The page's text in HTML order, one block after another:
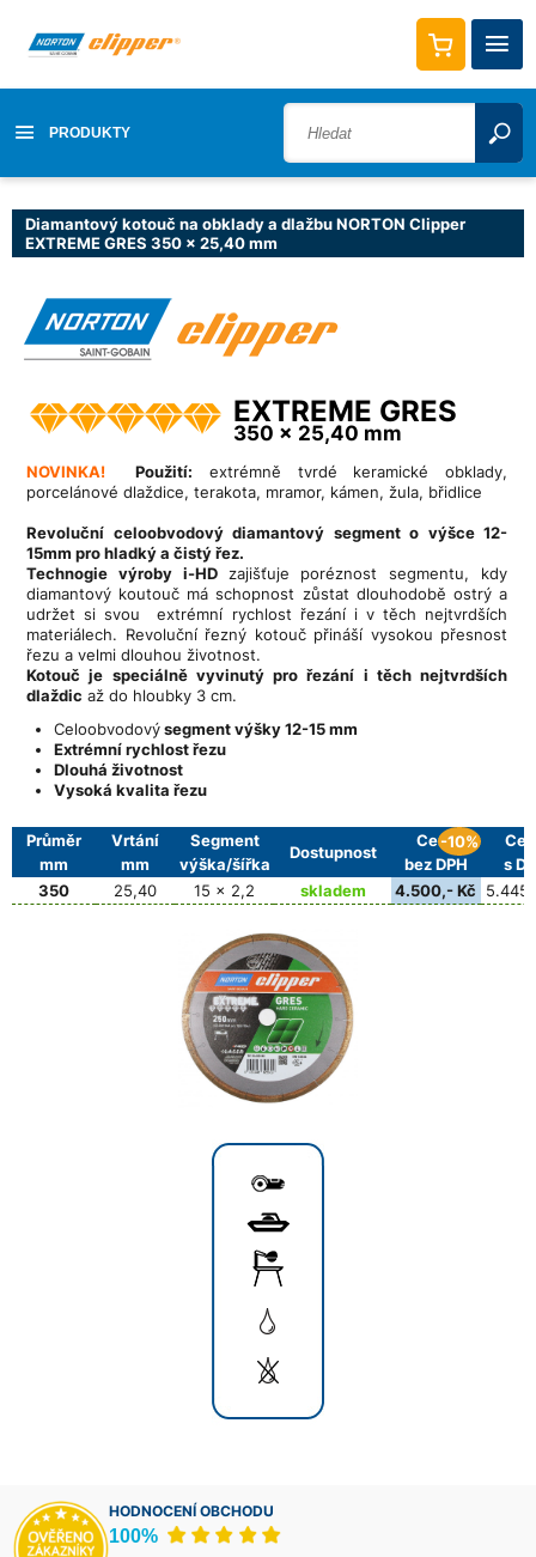
PRODUKTY
Diamantový kotouč na obklady a dlažbu NORTON Clipper
EXTREME GRES 350 x 25,40 mm
EXTREME GRES
350 x 25,40 mm
NOVINKA! Použití: extrémně tvrdé keramické obklady,
porcelánové dlaždice, terakota, mramor, kámen, žula, břidlice
Revoluční celoobvodový diamantový segment o výšce 12-
15mm pro hladký a čistý řez.
Technogie výroby i-HD zajišťuje poréznost segmentu, kdy
diamantový koutouč má schopnost zůstat dlouhodobě ostrý a
udržet si svou extrémní rychlost řezání i v těch nejtvrdších
materiálech. Revoluční řezný kotouč přináší vysokou přesnost
řezu a velmi dlouhou životnost.
Kotouč je speciálně vyvinutý pro řezání i těch nejtvrdších
dlaždic až do hloubky 3 cm.
Celoobvodovýsegment výšky 12-15 mm
Extrémní rychlost řezu
Dlouhá životnost
Vysoká kvalita řezu
Průměr
mm
Vrtání
mm
Segment
výška/šířka
Dostupnost
Cena
bez DPH
-10%
s
350
25,40 15 x 2,2 skladem 4.500,- Kč
HODNOCENÍ OBCHODU
100%